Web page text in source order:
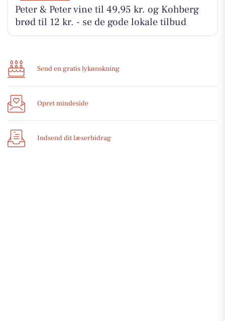
Peter & Peter vine til 49,95 kr. og Kohberg
brød til 12 kr. - se de gode lokale tilbud
Send en gratis lykønskning
Opret mindeside
Indsend dit læserbidrag